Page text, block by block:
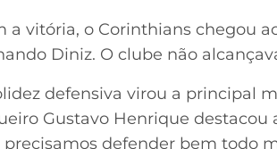
a vitória, o Corinthians chegou
Diniz. O clube não
defensiva virou a principal
Gustavo Henrique destacou
defender bem todo